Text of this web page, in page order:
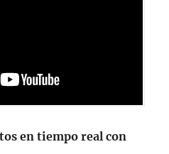
en tiempo real con